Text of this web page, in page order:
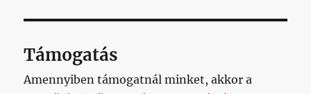
Tamás
című
bejegyzéshez
Támogatás
Amennyiben támogatnál minket, akkor a